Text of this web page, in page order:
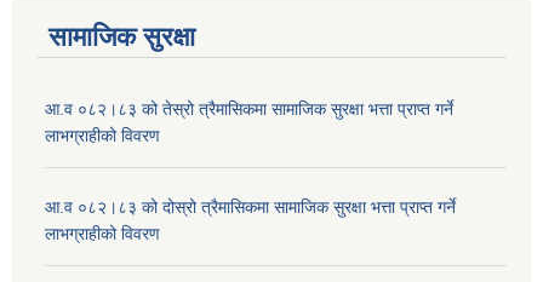
सामाजिक सुरक्षा
आ.व ०८२।८३ को तेस्रो त्रैमासिकमा सामाजिक सुरक्षा भत्ता प्राप्त गर्ने
लाभग्राहीको विवरण
आ.व ०८२।८३ को दोस्रो त्रैमासिकमा सामाजिक सुरक्षा भत्ता प्राप्त गर्ने
लाभग्राहीको विवरण